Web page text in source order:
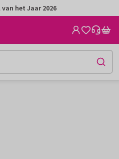
van het Jaar 2026